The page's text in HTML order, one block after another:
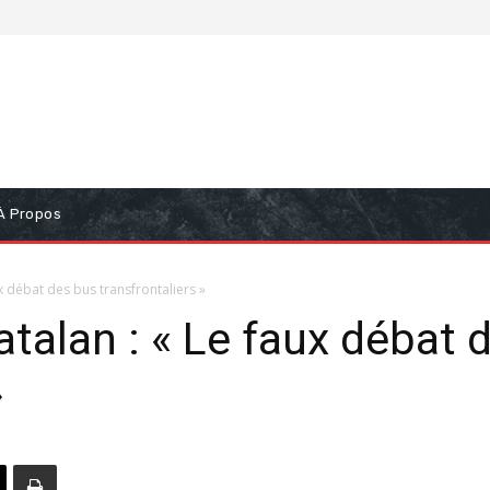
Propos
débat des bus transfrontaliers »
: « Le faux débat